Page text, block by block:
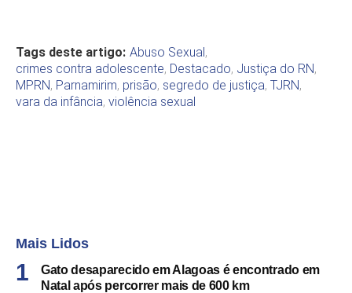
Tags deste artigo: Abuso Sexual,
crimes contra adolescente, Destacado, Justiça do RN,
MPRN, Parnamirim, prisão, segredo de justiça, TJRN,
vara da infância, violência sexual
Mais Lidos
Gato desaparecido em Alagoas é encontrado em
Natal após percorrer mais de 600 km